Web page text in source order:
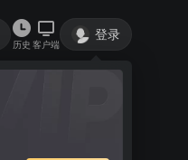
历史 客户端
登录